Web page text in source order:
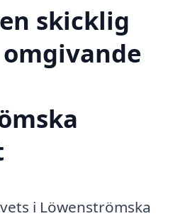
skicklig
i Löwenströmska